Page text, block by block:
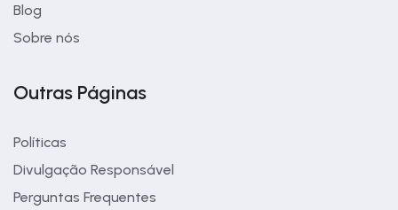
Blog
Sobre nós
Outras Páginas
Políticas
Divulgação Responsável
Perguntas Frequentes